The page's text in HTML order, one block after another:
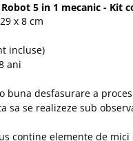
5 in 1 mecanic - Kit
x 8 cm
incluse)
ani
buna desfasurare a
sa se realizeze sub
contine elemente de